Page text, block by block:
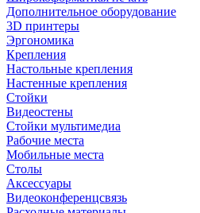
Дополнительное оборудование
3D принтеры
Эргономика
Крепления
Настольные крепления
Настенные крепления
Стойки
Видеостены
Стойки мультимедиа
Рабочие места
Мобильные места
Столы
Аксессуары
Видеоконференцсвязь